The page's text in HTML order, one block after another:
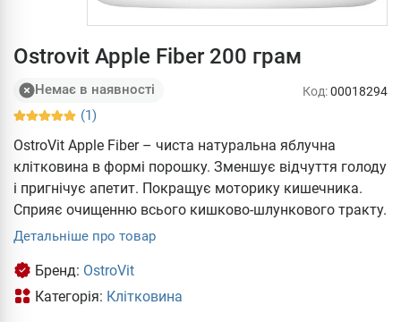
Ostrovit Apple Fiber 200 грам
Немає в наявності
(1)
Код:00018294
OstroVit Apple Fiber – чиста натуральна яблучна
клітковина в формі порошку. Зменшує відчуття голоду
і пригнічує апетит. Покращує моторику кишечника.
Сприяє очищенню всього кишково-шлункового тракту.
Детальніше про товар
Бренд: OstroVit
Категорія: Клітковина